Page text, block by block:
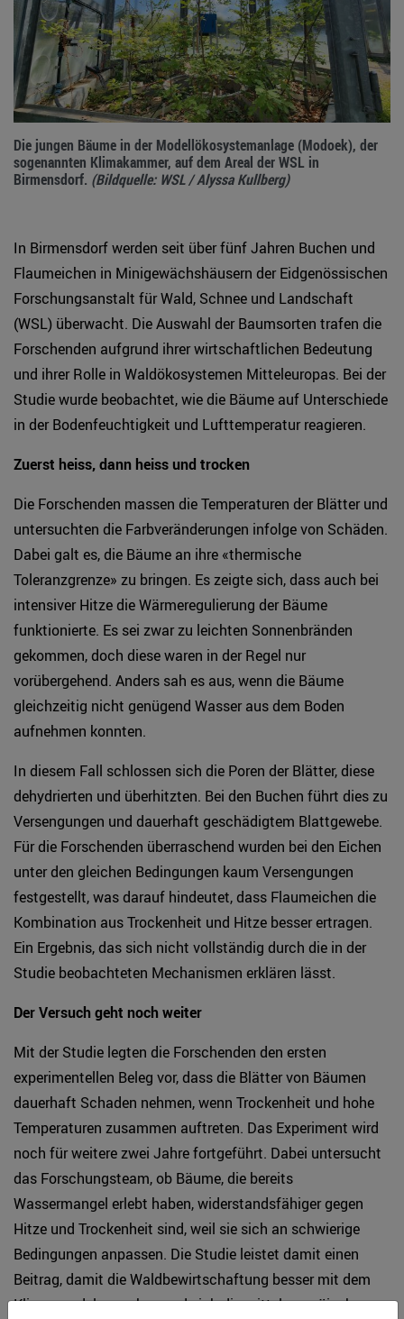
Die jungen Bäume in der Modellökosystemanlage (Modoek), der
sogenannten Klimakammer, auf dem Areal der WSL in
Birmensdorf. (Bildquelle: WSL / Alyssa Kullberg)
In Birmensdorf werden seit über fünf Jahren Buchen und
Flaumeichen in Minigewächshäusern der Eidgenössischen
Forschungsanstalt für Wald, Schnee und Landschaft
(WSL) überwacht. Die Auswahl der Baumsorten trafen die
Forschenden aufgrund ihrer wirtschaftlichen Bedeutung
und ihrer Rolle in Waldökosystemen Mitteleuropas. Bei der
Studie wurde beobachtet, wie die Bäume auf Unterschiede
in der Bodenfeuchtigkeit und Lufttemperatur reagieren.
Zuerst heiss, dann heiss und trocken
Die Forschenden massen die Temperaturen der Blätter und
untersuchten die Farbveränderungen infolge von Schäden.
Dabei galt es, die Bäume an ihre «thermische
Toleranzgrenze» zu bringen. Es zeigte sich, dass auch bei
intensiver Hitze die Wärmeregulierung der Bäume
funktionierte. Es sei zwar zu leichten Sonnenbränden
gekommen, doch diese waren in der Regel nur
vorübergehend. Anders sah es aus, wenn die Bäume
gleichzeitig nicht genügend Wasser aus dem Boden
aufnehmen konnten.
In diesem Fall schlossen sich die Poren der Blätter, diese
dehydrierten und überhitzten. Bei den Buchen führt dies zu
Versengungen und dauerhaft geschädigtem Blattgewebe.
Für die Forschenden überraschend wurden bei den Eichen
unter den gleichen Bedingungen kaum Versengungen
festgestellt, was darauf hindeutet, dass Flaumeichen die
Kombination aus Trockenheit und Hitze besser ertragen.
Ein Ergebnis, das sich nicht vollständig durch die in der
Studie beobachteten Mechanismen erklären lässt.
Der Versuch geht noch weiter
Mit der Studie legten die Forschenden den ersten
experimentellen Beleg vor, dass die Blätter von Bäumen
dauerhaft Schaden nehmen, wenn Trockenheit und hohe
Temperaturen zusammen auftreten. Das Experiment wird
noch für weitere zwei Jahre fortgeführt. Dabei untersucht
das Forschungsteam, ob Bäume, die bereits
Wassermangel erlebt haben, widerstandsfähiger gegen
Hitze und Trockenheit sind, weil sie sich an schwierige
Bedingungen anpassen. Die Studie leistet damit einen
Beitrag, damit die Waldbewirtschaftung besser mit dem
Klimawandel umgehen und sich die mitteleuropäischen